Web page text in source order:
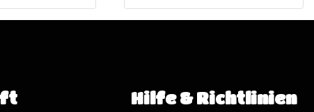
Hilfe & Richtlinien